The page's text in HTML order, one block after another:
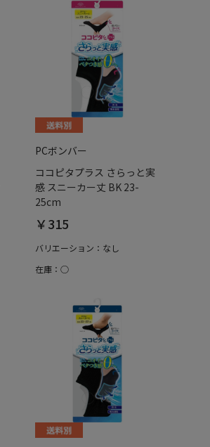
PCボンバー
ココピタプラス さらっと実
感 スニーカー丈 BK 23-
25cm
￥315
バリエーション：なし
在庫：○